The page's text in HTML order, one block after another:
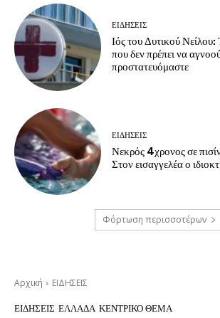
ΕΙΔΗΣΕΙΣ
Ιός του Δυτικού
που δεν πρέπει να
προστατευόμαστε
ΕΙΔΗΣΕΙΣ
Νεκρός 4χρονος σε
Στον εισαγγελέα ο
Φόρτωση περισσοτέρων